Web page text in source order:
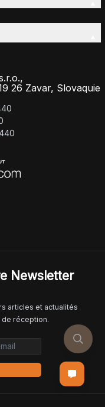
26 Zavar, Slovaquie
Newsletter
articles et actualités
réception.